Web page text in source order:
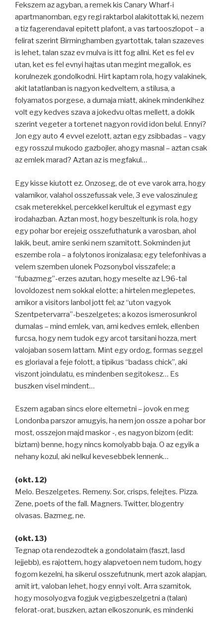
Fekszem az agyban, a remek kis Canary Wharf-i
apartmanomban, egy regi raktarbol alakitottak ki, nezem
a tiz fagerendaval epitett plafont, a vas tartooszlopot – a
felirat szerint Birminghamben gyartottak, talan szazeves
is lehet, talan szaz ev mulva is itt fog allni. Ket es fel ev
utan, ket es fel evnyi hajtas utan megint megallok, es
korulnezek gondolkodni. Hirt kaptam rola, hogy valakinek,
akit latatlanban is nagyon kedveltem, a stilusa, a
folyamatos porgese, a dumaja miatt, akinek mindenkihez
volt egy kedves szava a jokedvu oltas mellett, a dokik
szerint vegeter a tortenet nagyon rovid idon belul. Ennyi?
Jon egy auto 4 evvel ezelott, aztan egy zsibbadas – vagy
egy rosszul mukodo gazbojler, ahogy masnal – aztan csak
az emlek marad? Aztan az is megfakul…
Egy kisse kiutott ez. Onzoseg, de ot eve varok arra, hogy
valamikor, valahol osszefussak vele, 3 eve valoszinuleg
csak meterekkel, percekkel kerultuk el egymast egy
irodahazban. Aztan most, hogy beszeltunk is rola, hogy
egy pohar bor erejeig osszefuthatunk a varosban, ahol
lakik, beut, amire senki nem szamitott. Sokminden jut
eszembe rola – a folytonos ironizalasa; egy telefonhivas a
velem szemben ulonek Pozsonybol visszafele; a
“fubazmeg”-erzes azutan, hogy meselte az L96-tal
lovoldozest nem sokkal elotte; a hirtelen meglepetes,
amikor a visitors lanbol jott fel; az “uton vagyok
Szentpetervarra”-beszelgetes; a kozos ismerosunkrol
dumalas – mind emlek, van, ami kedves emlek, ellenben
furcsa, hogy nem tudok egy arcot tarsitani hozza, mert
valojaban sosem lattam. Mint egy ordog, formas seggel
es gloriaval a feje folott, a tipikus “badass chick”, aki
viszont joindulatu, es mindenben segitokesz… Es
buszken visel mindent…
Eszem agaban sincs elore eltemetni – jovok en meg
Londonba parszor amugyis, ha nem jon ossze a pohar bor
most, osszejon majd maskor -, es nagyon bizom (edit:
biztam) benne, hogy nincs komolyabb baja. O az egyik a
nehany kozul, aki nelkul kevesebbek lennenk…
(okt. 12)
Melo. Beszelgetes. Remeny. Sor, crisps, felejtes. Pizza.
Zene, poets of the fall. Magners. Twitter, blogentry
olvasas. Bazmeg, ne.
(okt. 13)
Tegnap ota rendezodtek a gondolataim (faszt, lasd
lejjebb), es rajottem, hogy alapvetoen nem tudom, hogy
fogom kezelni, ha sikerul osszefutnunk, mert azok alapjan,
amit irt, valoban lehet, hogy ennyi volt. Arra szamitok,
hogy mosolyogva fogjuk vegigbeszelgetni a (talan)
felorat-orat, buszken, aztan elkoszonunk, es mindenki